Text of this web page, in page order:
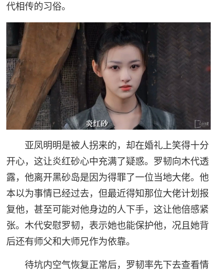
代相传的习俗。
亚凤明明是被人拐来的，却在婚礼上笑得十分
开心，这让炎红砂心中充满了疑惑。罗韧向木代透
露，他离开黑砂岛是因为得罪了一位当地大佬。他
本以为事情已经过去，但最近得知那位大佬计划报
复他，甚至可能对他身边的人下手，这让他倍感紧
张。木代安慰罗韧，表示她也能保护他，况且她背
后还有师父和大师兄作为依靠。
待坑内空气恢复正常后，罗韧率先下去查看情